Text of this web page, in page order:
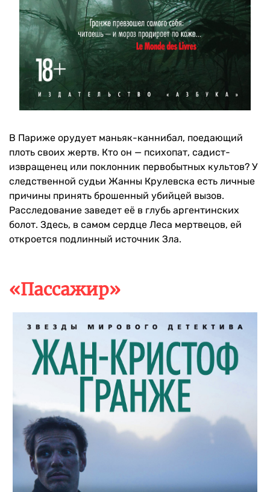
В Париже орудует маньяк-каннибал, поедающий
плоть своих жертв. Кто он — психопат, садист-
извращенец или поклонник первобытных культов? У
следственной судьи Жанны Крулевска есть личные
причины принять брошенный убийцей вызов.
Расследование заведет её в глубь аргентинских
болот. Здесь, в самом сердце Леса мертвецов, ей
откроется подлинный источник Зла.
«Пассажир»